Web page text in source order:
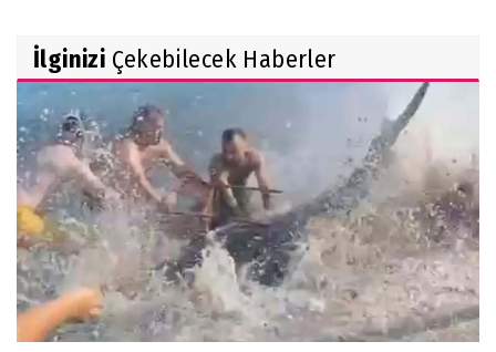
İlginizi Çekebilecek Haberler